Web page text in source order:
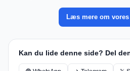
Læs mere om vores
Kan du lide denne side? Del